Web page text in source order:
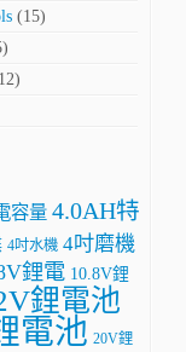
(15)
容量 4.0AH特
4吋水機 4吋磨機
鋰電 10.8V鋰
鋰電池
電池 20V鋰